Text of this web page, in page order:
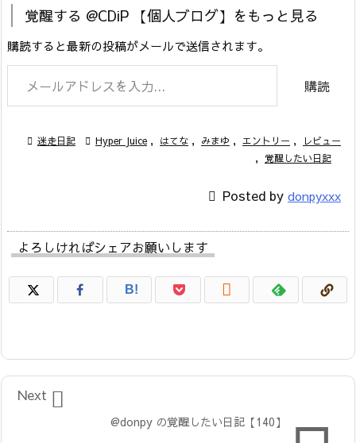
覚醒する @CDiP 【個人ブログ】をもっと見る
購読すると最新の投稿がメールで送信されます。
メールアドレスを入力...
購読
 迷走日記  Hyper Juice , はてな , みまゆ , エントリー ,
レビュー
,
覚醒したい日記
 Posted by donpyxxx
よろしければシェアお願いします
B! 
@donpy の覚醒したい日記【140】

Next